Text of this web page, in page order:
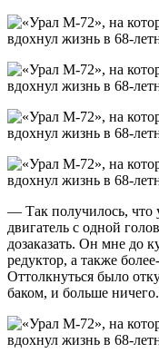
— Так получилось, что
двигатель с одной
дозаказать. Он мне до
редуктор, а также
Оттолкнуться было
баком, и больше ничего.